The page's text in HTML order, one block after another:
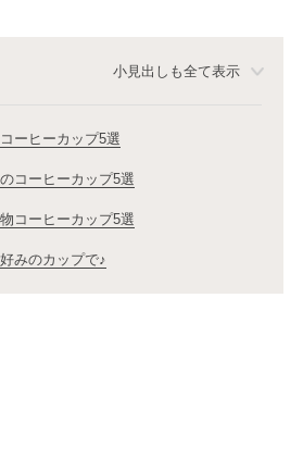
小見出しも全て表示
ーヒーカップ5選
コーヒーカップ5選
コーヒーカップ5選
みのカップで♪